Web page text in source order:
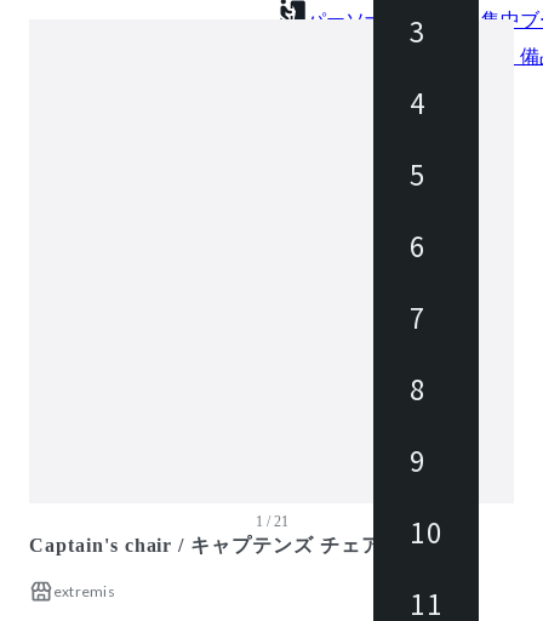
パーソナルブース・集中
オフィスアクセサリー・
インテリア雑貨
ガーデン・屋外
ベッド・寝具
オフプライス什器
1 / 21
Captain's chair / キャプテンズ チェア
extremis
3
4
5
6
7
8
9
10
11